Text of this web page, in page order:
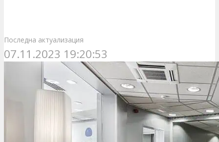
Последна актуализация
07.11.2023 19:20:53